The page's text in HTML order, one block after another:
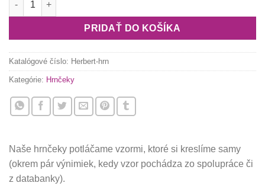
PRIDAŤ DO KOŠÍKA
Katalógové číslo: Herbert-hrn
Kategórie: Hrnčeky
Naše hrnčeky potláčame vzormi, ktoré si kreslíme samy
(okrem pár výnimiek, kedy vzor pochádza zo spolupráce či
z databanky).